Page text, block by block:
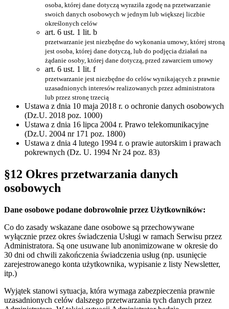
osoba, której dane dotyczą wyraziła zgodę na przetwarzanie
swoich danych osobowych w jednym lub większej liczbie
określonych celów
art. 6 ust. 1 lit. b
przetwarzanie jest niezbędne do wykonania umowy, której stroną
jest osoba, której dane dotyczą, lub do podjęcia działań na
żądanie osoby, której dane dotyczą, przed zawarciem umowy
art. 6 ust. 1 lit. f
przetwarzanie jest niezbędne do celów wynikających z prawnie
uzasadnionych interesów realizowanych przez administratora
lub przez stronę trzecią
Ustawa z dnia 10 maja 2018 r. o ochronie danych osobowych
(Dz.U. 2018 poz. 1000)
Ustawa z dnia 16 lipca 2004 r. Prawo telekomunikacyjne
(Dz.U. 2004 nr 171 poz. 1800)
Ustawa z dnia 4 lutego 1994 r. o prawie autorskim i prawach
pokrewnych (Dz. U. 1994 Nr 24 poz. 83)
§12 Okres przetwarzania danych
osobowych
Dane osobowe podane dobrowolnie przez Użytkowników:
Co do zasady wskazane dane osobowe są przechowywane
wyłącznie przez okres świadczenia Usługi w ramach Serwisu przez
Administratora. Są one usuwane lub anonimizowane w okresie do
30 dni od chwili zakończenia świadczenia usług (np. usunięcie
zarejestrowanego konta użytkownika, wypisanie z listy Newsletter,
itp.)
Wyjątek stanowi sytuacja, która wymaga zabezpieczenia prawnie
uzasadnionych celów dalszego przetwarzania tych danych przez